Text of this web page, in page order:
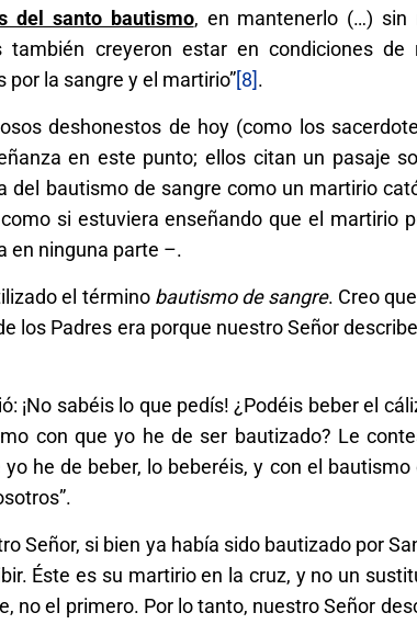
del santo bautismo, en mantenerlo (…) sin
también creyeron estar en condiciones
la sangre y el martirio”[8].
deshonestos de hoy (como los
en este punto; ellos citan un pasaje
del bautismo de sangre como un martirio
si estuviera enseñando que el martirio
en ninguna parte –.
el término bautismo de sangre. Creo
los Padres era porque nuestro Señor
¡No sabéis lo que pedís! ¿Podéis beber el
con que yo he de ser bautizado? Le
he de beber, lo beberéis, y con el bautismo
Señor, si bien ya había sido bautizado por
Éste es su martirio en la cruz, y no un
no el primero. Por lo tanto, nuestro Señor